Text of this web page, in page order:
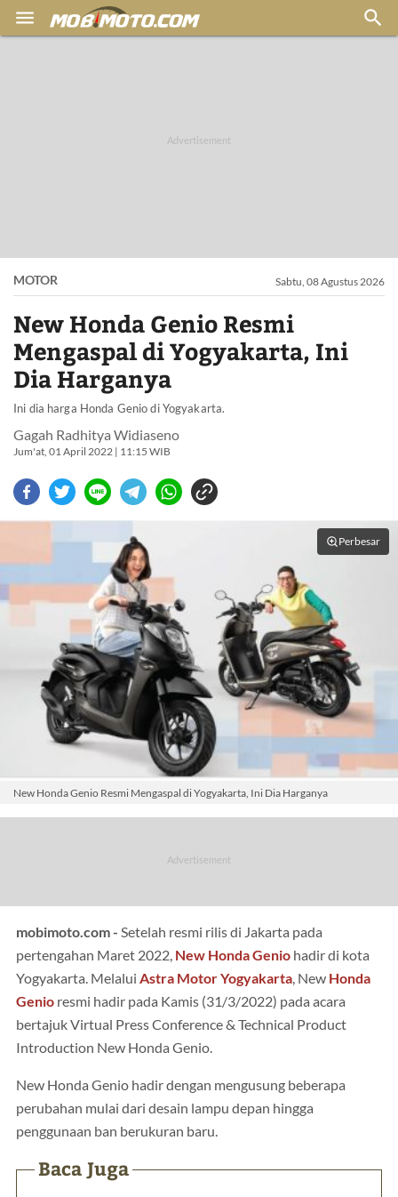
 
MOTOR Sabtu, 08 Agustus 2026
New Honda Genio Resmi
Mengaspal di Yogyakarta, Ini
Dia Harganya
Ini dia harga Honda Genio di Yogyakarta.
Gagah Radhitya Widiaseno
Jum'at, 01 April 2022 | 11:15 WIB
Perbesar
New Honda Genio Resmi Mengaspal di Yogyakarta, Ini Dia Harganya
mobimoto.com - Setelah resmi rilis di Jakarta pada
pertengahan Maret 2022, New Honda Genio hadir di kota
Yogyakarta. Melalui Astra Motor Yogyakarta, New Honda
Genio resmi hadir pada Kamis (31/3/2022) pada acara
bertajuk Virtual Press Conference & Technical Product
Introduction New Honda Genio.
New Honda Genio hadir dengan mengusung beberapa
perubahan mulai dari desain lampu depan hingga
penggunaan ban berukuran baru.
Baca Juga